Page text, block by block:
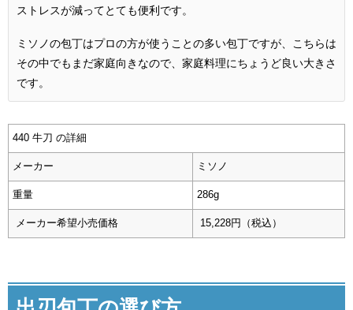
ストレスが減ってとても便利です。
ミソノの包丁はプロの方が使うことの多い包丁ですが、こちらは
その中でもまだ家庭向きなので、家庭料理にちょうど良い大きさ
です。
440 牛刀 の詳細
メーカー ミソノ
重量 286g
メーカー希望小売価格 15,228円（税込）